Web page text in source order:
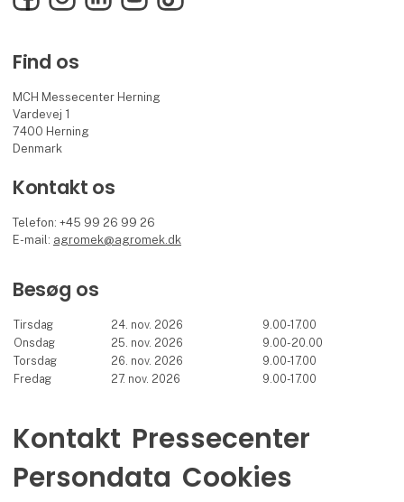
Find os
MCH Messecenter Herning
Vardevej 1
7400 Herning
Denmark
Kontakt os
Telefon: +45 99 26 99 26
E-mail: agromek@agromek.dk
Besøg os
Tirsdag 24. nov. 2026
9.00-17.00
Onsdag
25. nov. 2026
9.00-20.00
Torsdag
26. nov. 2026
9.00-17.00
Fredag
27. nov. 2026 9.00-17.00
Kontakt Pressecenter
Persondata Cookies